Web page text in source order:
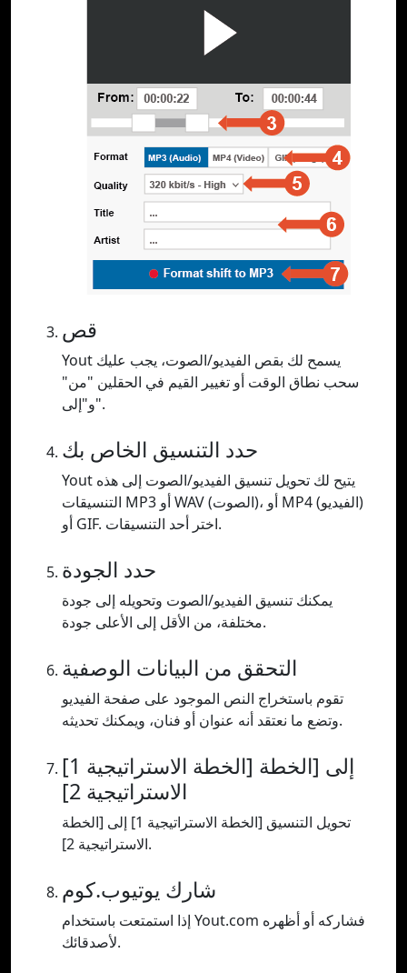
قص
Yout يسمح لك بقص الفيديو/الصوت، يجب عليك
سحب نطاق الوقت أو تغيير القيم في الحقلين "من"
و"إلى".
حدد التنسيق الخاص بك
Yout يتيح لك تحويل تنسيق الفيديو/الصوت إلى هذه
التنسيقات MP3 أو WAV (الصوت)، أو MP4 (الفيديو)
أو GIF. اختر أحد التنسيقات.
حدد الجودة
يمكنك تنسيق الفيديو/الصوت وتحويله إلى جودة
مختلفة، من الأقل إلى الأعلى جودة.
التحقق من البيانات الوصفية
تقوم باستخراج النص الموجود على صفحة الفيديو
وتضع ما نعتقد أنه عنوان أو فنان، ويمكنك تحديثه.
[الخطة الاستراتيجية 1] إلى [الخطة
الاستراتيجية 2]
تحويل التنسيق [الخطة الاستراتيجية 1] إلى [الخطة
الاستراتيجية 2].
شارك يوتيوب.كوم
إذا استمتعت باستخدام Yout.com فشاركه أو أظهره
لأصدقائك.